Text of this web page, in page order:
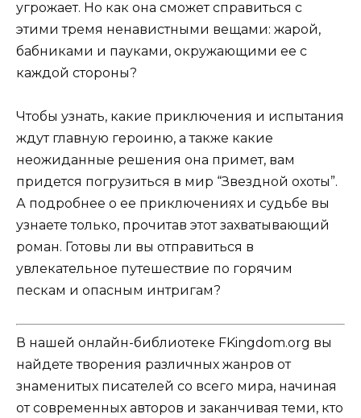
угрожает. Но как она сможет справиться с
этими тремя ненавистными вещами: жарой,
бабниками и пауками, окружающими ее с
каждой стороны?
Чтобы узнать, какие приключения и испытания
ждут главную героиню, а также какие
неожиданные решения она примет, вам
придется погрузиться в мир “Звездной охоты”.
А подробнее о ее приключениях и судьбе вы
узнаете только, прочитав этот захватывающий
роман. Готовы ли вы отправиться в
увлекательное путешествие по горячим
пескам и опасным интригам?
В нашей онлайн-библиотеке FKingdom.org вы
найдете творения различных жанров от
знаменитых писателей со всего мира, начиная
от современных авторов и заканчивая теми, кто